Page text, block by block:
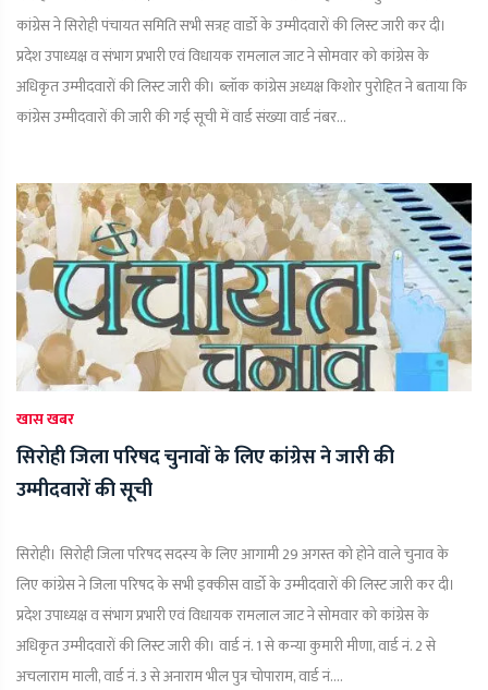
कांग्रेस ने सिरोही पंचायत समिति सभी सत्रह वार्डाे के उम्मीदवारों की लिस्ट जारी कर दी।
प्रदेश उपाध्यक्ष व संभाग प्रभारी एवं विधायक रामलाल जाट ने सोमवार को कांग्रेस के
अधिकृत उम्मीदवारों की लिस्ट जारी की। ब्लॉक कांग्रेस अध्यक्ष किशोर पुरोहित ने बताया कि
कांग्रेस उम्मीदवारों की जारी की गई सूची में वार्ड संख्या वार्ड नंबर...
खास खबर
सिरोही जिला परिषद चुनावों के लिए कांग्रेस ने जारी की
उम्मीदवारों की सूची
सिरोही। सिरोही जिला परिषद सदस्य के लिए आगामी 29 अगस्त को होने वाले चुनाव के
लिए कांग्रेस ने जिला परिषद के सभी इक्कीस वार्डाे के उम्मीदवारों की लिस्ट जारी कर दी।
प्रदेश उपाध्यक्ष व संभाग प्रभारी एवं विधायक रामलाल जाट ने सोमवार को कांग्रेस के
अधिकृत उम्मीदवारों की लिस्ट जारी की। वार्ड नं. 1 से कन्या कुमारी मीणा, वार्ड नं. 2 से
अचलाराम माली, वार्ड नं. 3 से अनाराम भील पुत्र चोपाराम, वार्ड नं....